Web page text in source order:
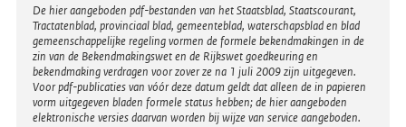
Disclaimer
De hier aangeboden pdf-bestanden van het Staatsblad, Staatscourant,
Tractatenblad, provinciaal blad, gemeenteblad, waterschapsblad en blad
gemeenschappelijke regeling vormen de formele bekendmakingen in de
zin van de Bekendmakingswet en de Rijkswet goedkeuring en
bekendmaking verdragen voor zover ze na 1 juli 2009 zijn uitgegeven.
Voor pdf-publicaties van vóór deze datum geldt dat alleen de in papieren
vorm uitgegeven bladen formele status hebben; de hier aangeboden
elektronische versies daarvan worden bij wijze van service aangeboden.